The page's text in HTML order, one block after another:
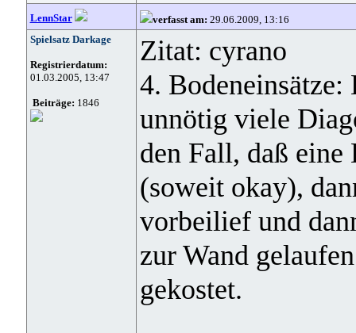
LennStar verfasst am: 29.06.2009, 13:16
Spielsatz Darkage
Registrierdatum:
01.03.2005, 13:47
Beiträge: 1846
Zitat: cyrano
4.
unnötig viele
den Fall, daß
(soweit okay),
vorbeilief und
zur Wand
gekostet.